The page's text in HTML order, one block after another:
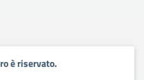
è riservato.